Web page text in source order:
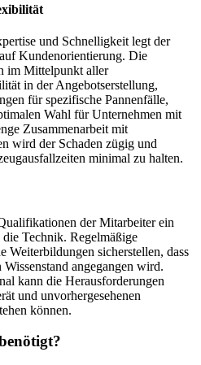
und Schnelligkeit legt der
Kundenorientierung. Die
im Mittelpunkt aller
in der Angebotserstellung,
für spezifische Pannenfälle,
Wahl für Unternehmen mit
Zusammenarbeit mit
wird der Schaden zügig und
minimal zu halten.
der Mitarbeiter ein
Technik. Regelmäßige
Weiterbildungen sicherstellen, dass
angegangen wird.
kann die Herausforderungen
und unvorhergesehenen
können.